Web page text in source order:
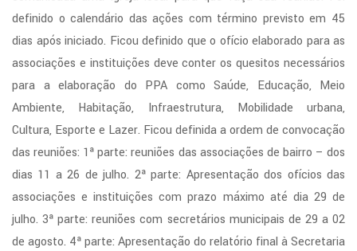
definido o calendário das ações com término previsto em 45
dias após iniciado. Ficou definido que o ofício elaborado para as
associações e instituições deve conter os quesitos necessários
para a elaboração do PPA como Saúde, Educação, Meio
Ambiente, Habitação, Infraestrutura, Mobilidade urbana,
Cultura, Esporte e Lazer. Ficou definida a ordem de convocação
das reuniões: 1ª parte: reuniões das associações de bairro – dos
dias 11 a 26 de julho. 2ª parte: Apresentação dos ofícios das
associações e instituições com prazo máximo até dia 29 de
julho. 3ª parte: reuniões com secretários municipais de 29 a 02
de agosto. 4ª parte: Apresentação do relatório final à Secretaria